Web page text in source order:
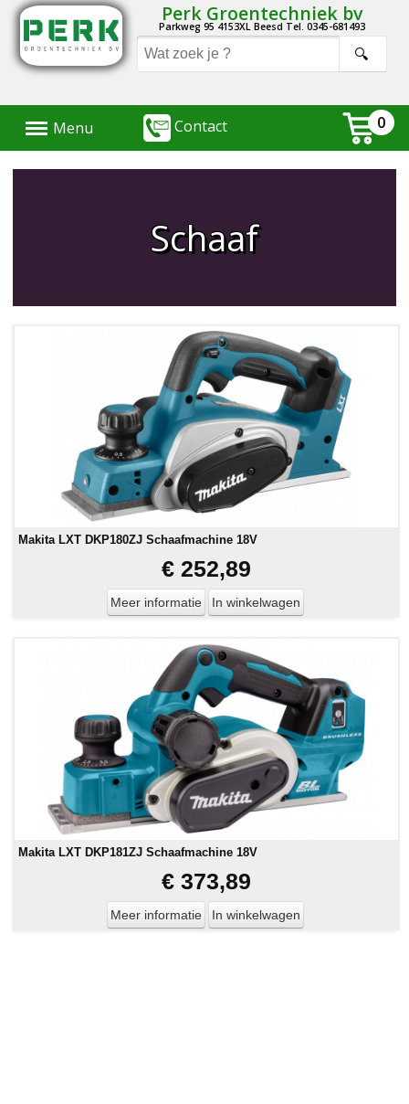
Perk Groentechniek bv
Parkweg 95 4153XL Beesd Tel. 0345-681493
MenuMenu Contact 0
Schaaf
Makita LXT DKP180ZJ Schaafmachine 18V
€ 252,89
Meer informatie In winkelwagen
Makita LXT DKP181ZJ Schaafmachine 18V
€ 373,89
Meer informatie In winkelwagen